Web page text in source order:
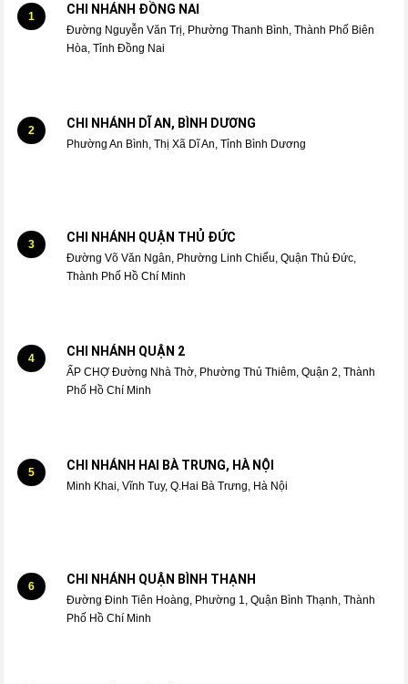
1 CHI NHÁNH ĐỒNG NAI
Đường Nguyễn Văn Trị, Phường Thanh Bình, Thành Phố Biên
Hòa, Tỉnh Đồng Nai
2 CHI NHÁNH DĨ AN, BÌNH DƯƠNG
Phường An Bình, Thị Xã Dĩ An, Tỉnh Bình Dương
3 CHI NHÁNH QUẬN THỦ ĐỨC
Đường Võ Văn Ngân, Phường Linh Chiểu, Quận Thủ Đức,
Thành Phố Hồ Chí Minh
4 CHI NHÁNH QUẬN 2
ẤP CHỢ Đường Nhà Thờ, Phường Thủ Thiêm, Quận 2, Thành
Phố Hồ Chí Minh
5 CHI NHÁNH HAI BÀ TRƯNG, HÀ NỘI
Minh Khai, Vĩnh Tuy, Q.Hai Bà Trưng, Hà Nội
6 CHI NHÁNH QUẬN BÌNH THẠNH
Đường Đinh Tiên Hoàng, Phường 1, Quận Bình Thạnh, Thành
Phố Hồ Chí Minh